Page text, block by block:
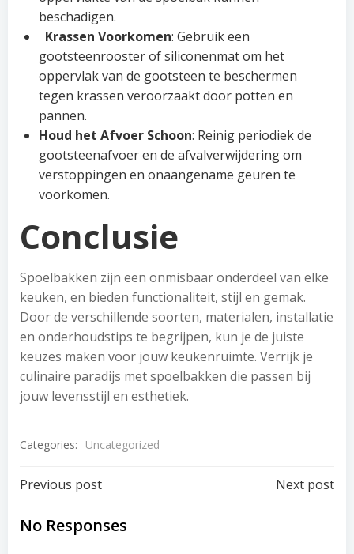
beschadigen.
Krassen Voorkomen: Gebruik een
gootsteenrooster of siliconenmat om het
oppervlak van de gootsteen te beschermen
tegen krassen veroorzaakt door potten en
pannen.
Houd het Afvoer Schoon: Reinig periodiek de
gootsteenafvoer en de afvalverwijdering om
verstoppingen en onaangename geuren te
voorkomen.
Conclusie
Spoelbakken zijn een onmisbaar onderdeel van elke
keuken, en bieden functionaliteit, stijl en gemak.
Door de verschillende soorten, materialen, installatie
en onderhoudstips te begrijpen, kun je de juiste
keuzes maken voor jouw keukenruimte. Verrijk je
culinaire paradijs met spoelbakken die passen bij
jouw levensstijl en esthetiek.
Categories: Uncategorized
Post
navigation
Previous post Next post
No Responses